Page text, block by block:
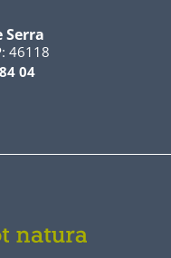
46118
84 04